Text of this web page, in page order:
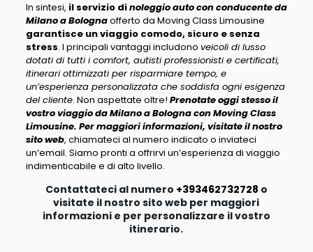
In sintesi, il servizio dinoleggio auto con conducente da
Milano a Bolognaofferto da Moving Class Limousine
garantisce un viaggio comodo, sicuro e senza
stress. I principali vantaggi includono veicoli di lusso
dotati di tutti i comfort, autisti professionisti e certificati,
itinerari ottimizzati per risparmiare tempo, e
un’esperienza personalizzata che soddisfa ogni esigenza
del cliente. Non aspettate oltre! Prenotate oggi stesso il
vostro viaggio da Milano a Bologna con Moving Class
Limousine. Per maggiori informazioni, visitate il nostro
sito web, chiamateci al numero indicato o inviateci
un’email. Siamo pronti a offrirvi un’esperienza di viaggio
indimenticabile e di alto livello.
Contattateci al numero +393462732728 o
visitate il nostro sito web per maggiori
informazioni e per personalizzare il vostro
itinerario.